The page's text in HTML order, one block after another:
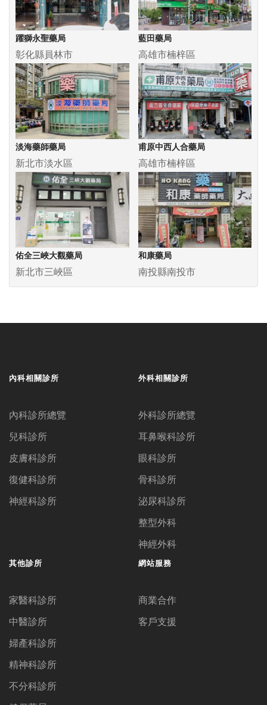
躍獅永聖藥局
彰化縣員林市
藍田藥局
高雄市楠梓區
淡海藥師藥局
新北市淡水區
甫原中西人合藥局
高雄市楠梓區
佑全三峽大觀藥局
新北市三峽區
和康藥局
南投縣南投市
內科相關診所
內科診所總覽
兒科診所
皮膚科診所
復健科診所
神經科診所
外科相關診所
外科診所總覽
耳鼻喉科診所
眼科診所
骨科診所
泌尿科診所
整型外科
神經外科
其他診所
家醫科診所
中醫診所
婦產科診所
精神科診所
不分科診所
網站服務
商業合作
客戶支援